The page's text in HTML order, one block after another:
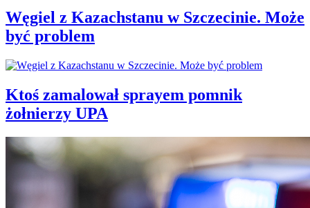
Węgiel z Kazachstanu w Szczecinie. Może
być problem
Ktoś zamalował sprayem pomnik
żołnierzy UPA